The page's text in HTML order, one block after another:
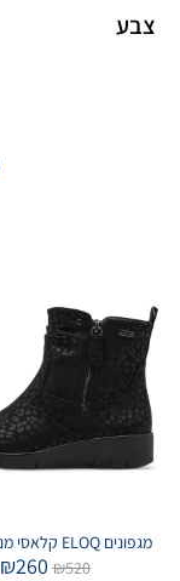
צבע
מגפונים ELOQ קלאסי מנוחש שחור
₪520
₪260